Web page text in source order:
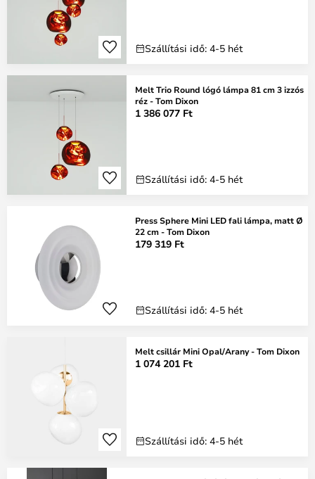
Szállítási idő: 4-5 hét
Melt Trio Round lógó lámpa 81 cm 3 izzós
réz - Tom Dixon
1 386 077 Ft
Szállítási idő: 4-5 hét
Press Sphere Mini LED fali lámpa, matt Ø
22 cm - Tom Dixon
179 319 Ft
Szállítási idő: 4-5 hét
Melt csillár Mini Opal/Arany - Tom Dixon
1 074 201 Ft
Szállítási idő: 4-5 hét